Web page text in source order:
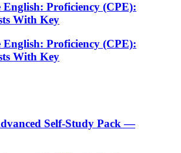
English: Proficiency (CPE):
With Key
English: Proficiency (CPE):
With Key
Self-Study Pack —